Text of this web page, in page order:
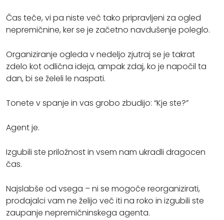
Čas teče, vi pa niste več tako pripravljeni za ogled
nepremičnine, ker se je začetno navdušenje poleglo.
Organiziranje ogleda v nedeljo zjutraj se je takrat
zdelo kot odlična ideja, ampak zdaj, ko je napočil ta
dan, bi se želeli le naspati.
Tonete v spanje in vas grobo zbudijo: “Kje ste?”
Agent je.
Izgubili ste priložnost in vsem nam ukradli dragocen
čas.
Najslabše od vsega – ni se mogoče reorganizirati,
prodajalci vam ne želijo več iti na roko in izgubili ste
zaupanje nepremičninskega agenta.